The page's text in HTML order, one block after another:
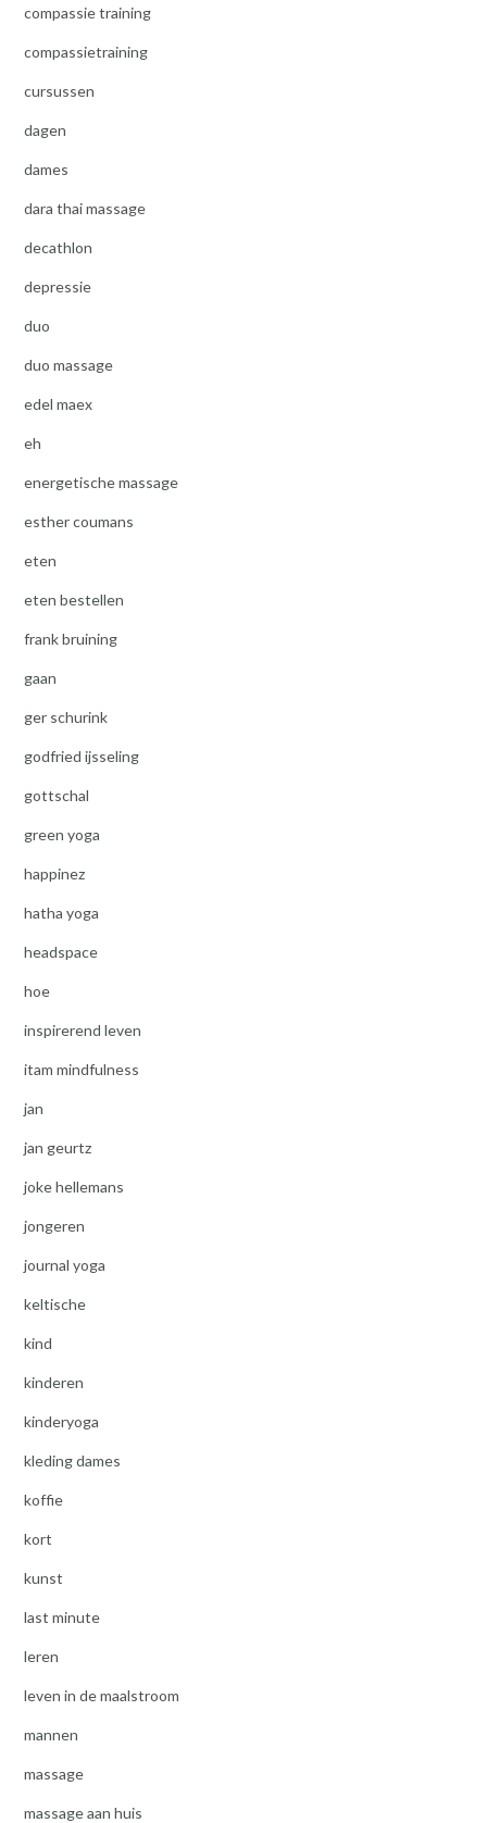
compassie training
compassietraining
cursussen
dagen
dames
dara thai massage
decathlon
depressie
duo
duo massage
edel maex
eh
energetische massage
esther coumans
eten
eten bestellen
frank bruining
gaan
ger schurink
godfried ijsseling
gottschal
green yoga
happinez
hatha yoga
headspace
hoe
inspirerend leven
itam mindfulness
jan
jan geurtz
joke hellemans
jongeren
journal yoga
keltische
kind
kinderen
kinderyoga
kleding dames
koffie
kort
kunst
last minute
leren
leven in de maalstroom
mannen
massage
massage aan huis